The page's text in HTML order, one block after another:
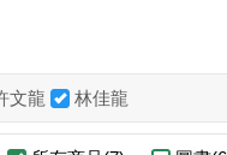
文龍 林佳龍